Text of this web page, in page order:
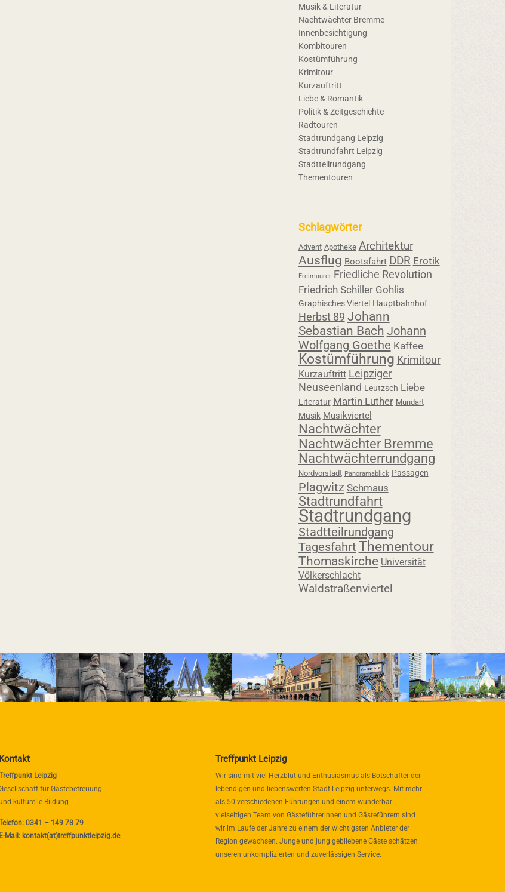
Musik & Literatur
Nachtwächter Bremme
Innenbesichtigung
Kombitouren
Kostümführung
Krimitour
Kurzauftritt
Liebe & Romantik
Politik & Zeitgeschichte
Radtouren
Stadtrundgang Leipzig
Stadtrundfahrt Leipzig
Stadtteilrundgang
Thementouren
Schlagwörter
Advent Apotheke Architektur
Ausflug Bootsfahrt DDR Erotik
Freimaurer Friedliche Revolution
Friedrich Schiller Gohlis
Graphisches Viertel Hauptbahnhof
Herbst 89 Johann
Sebastian Bach Johann
Wolfgang Goethe Kaffee
Kostümführung Krimitour
Kurzauftritt Leipziger
Neuseenland Leutzsch Liebe
Literatur Martin Luther Mundart
Musik Musikviertel
Nachtwächter
Nachtwächter Bremme
Nachtwächterrundgang
Nordvorstadt Panoramablick Passagen
Plagwitz Schmaus
Stadtrundfahrt
Stadtrundgang
Stadtteilrundgang
Tagesfahrt Thementour
Thomaskirche Universität
Völkerschlacht
Waldstraßenviertel
Kontakt
Leipzig
für Gästebetreuung
kulturelle Bildung
0341 – 149 78 79
E-Mail: kontakt(at)treffpunktleipzig.de
Treffpunkt Leipzig
Wir sind mit viel Herzblut und Enthusiasmus als Botschafter der
lebendigen und liebenswerten Stadt Leipzig unterwegs. Mit mehr
als 50 verschiedenen Führungen und einem wunderbar
vielseitigen Team von Gästeführerinnen und Gästeführern sind
wir im Laufe der Jahre zu einem der wichtigsten Anbieter der
Region gewachsen. Junge und jung gebliebene Gäste schätzen
unseren unkomplizierten und zuverlässigen Service.